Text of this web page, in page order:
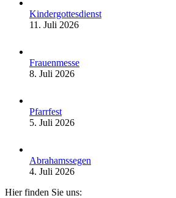
Kindergottesdienst
11. Juli 2026
Frauenmesse
8. Juli 2026
Pfarrfest
5. Juli 2026
Abrahamssegen
4. Juli 2026
Hier finden Sie uns: